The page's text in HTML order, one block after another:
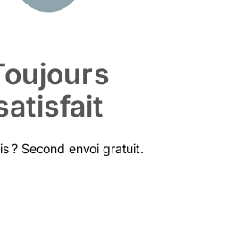
? Second envoi gratuit.